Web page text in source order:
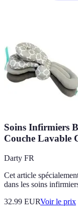
Soins Infirmiers
Couche Lavable
Darty FR
Cet article
dans les soins
32.99 EURVoir le prix